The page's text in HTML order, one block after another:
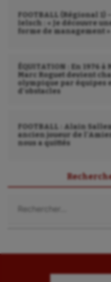
FOOTBALL (Régional 1)
Ielsch : « Je découvre
forme de management »
ÉQUITATION : En 1976 à
Marc Roguet devient
olympique par équipes
d’obstacles
FOOTBALL : Alain
ancien joueur de
nous a quittés